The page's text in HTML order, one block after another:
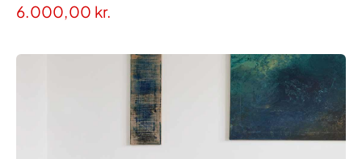
6.000,00 kr.